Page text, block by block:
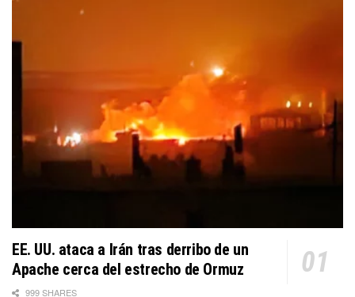
EE. UU. ataca a Irán tras derribo de un
Apache cerca del estrecho de Ormuz
999 SHARES